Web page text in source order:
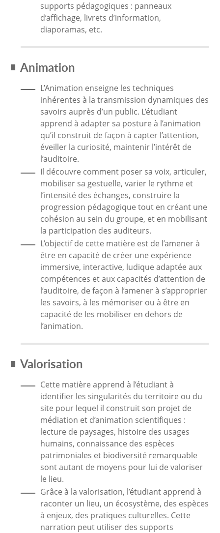
supports pédagogiques : panneaux
d’affichage, livrets d’information,
diaporamas, etc.
Animation
L’Animation enseigne les techniques
inhérentes à la transmission dynamiques des
savoirs auprès d’un public. L’étudiant
apprend à adapter sa posture à l’animation
qu’il construit de façon à capter l’attention,
éveiller la curiosité, maintenir l’intérêt de
l’auditoire.
Il découvre comment poser sa voix, articuler,
mobiliser sa gestuelle, varier le rythme et
l’intensité des échanges, construire la
progression pédagogique tout en créant une
cohésion au sein du groupe, et en mobilisant
la participation des auditeurs.
L’objectif de cette matière est de l’amener à
être en capacité de créer une expérience
immersive, interactive, ludique adaptée aux
compétences et aux capacités d’attention de
l’auditoire, de façon à l’amener à s’approprier
les savoirs, à les mémoriser ou à être en
capacité de les mobiliser en dehors de
l’animation.
Valorisation
Cette matière apprend à l’étudiant à
identifier les singularités du territoire ou du
site pour lequel il construit son projet de
médiation et d’animation scientifiques :
lecture de paysages, histoire des usages
humains, connaissance des espèces
patrimoniales et biodiversité remarquable
sont autant de moyens pour lui de valoriser
le lieu.
Grâce à la valorisation, l’étudiant apprend à
raconter un lieu, un écosystème, des espèces
à enjeux, des pratiques culturelles. Cette
narration peut utiliser des supports